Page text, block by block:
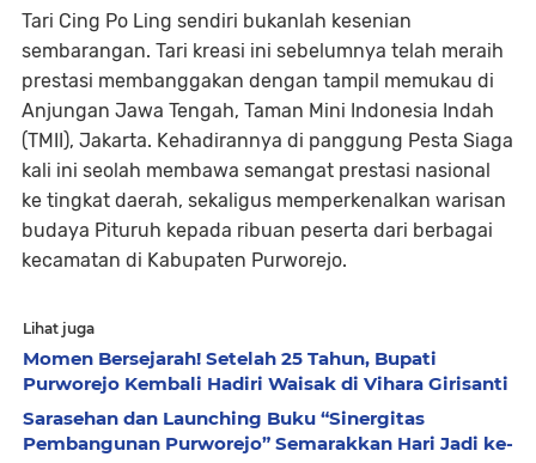
Tari Cing Po Ling sendiri bukanlah kesenian
sembarangan. Tari kreasi ini sebelumnya telah meraih
prestasi membanggakan dengan tampil memukau di
Anjungan Jawa Tengah, Taman Mini Indonesia Indah
(TMII), Jakarta. Kehadirannya di panggung Pesta Siaga
kali ini seolah membawa semangat prestasi nasional
ke tingkat daerah, sekaligus memperkenalkan warisan
budaya Pituruh kepada ribuan peserta dari berbagai
kecamatan di Kabupaten Purworejo.
Lihat juga
Momen Bersejarah! Setelah 25 Tahun, Bupati
Purworejo Kembali Hadiri Waisak di Vihara Girisanti
Sarasehan dan Launching Buku “Sinergitas
Pembangunan Purworejo” Semarakkan Hari Jadi ke-